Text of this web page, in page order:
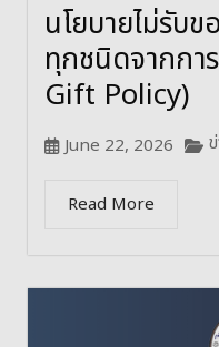
นโยบายไม่รับ
ทุกชนิดจากก
Gift Policy)
June 22, 2026
Read More